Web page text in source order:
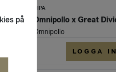
Omnipollo x Great Divide, Church Titan DIPA 8,0% (Fat 20L)
DIPA
Omnipollo
LOGGA IN
på